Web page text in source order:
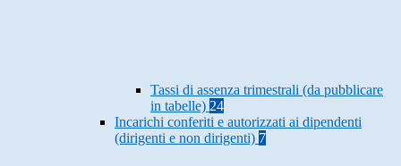
Tassi di assenza trimestrali (da pubblicare
in tabelle) 24
Incarichi conferiti e autorizzati ai dipendenti
(dirigenti e non dirigenti) 7